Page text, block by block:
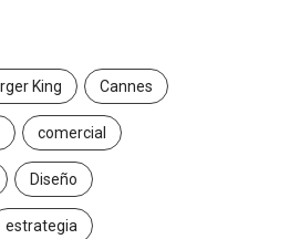
King Cannes
comercial
Diseño
estrategia